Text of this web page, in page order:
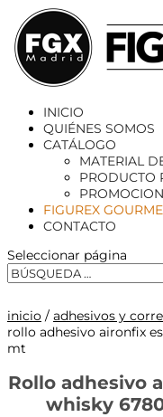
INICIO
QUIÉNES SOMOS
CATÁLOGO
MATERIAL
PRODUCTO
FIGUREX
CONTACTO
Seleccionar página
inicio / adhesivos y
rollo adhesivo aironfix
mt
Rollo adhesivo
whisky